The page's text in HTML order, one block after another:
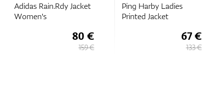
Darčekové poukážky
Adidas Rain.Rdy Jacket
Women's
80 €
159 €
Ping Harby Ladies
Printed Jacket
67 €
133 €